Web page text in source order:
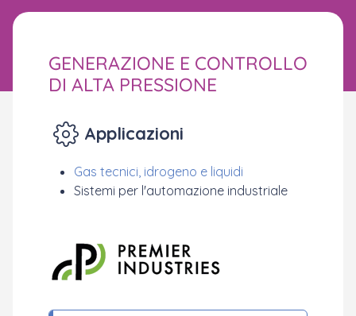
GENERAZIONE E CONTROLLO
DI ALTA PRESSIONE
Applicazioni
Gas tecnici, idrogeno e liquidi
Sistemi per l'automazione industriale